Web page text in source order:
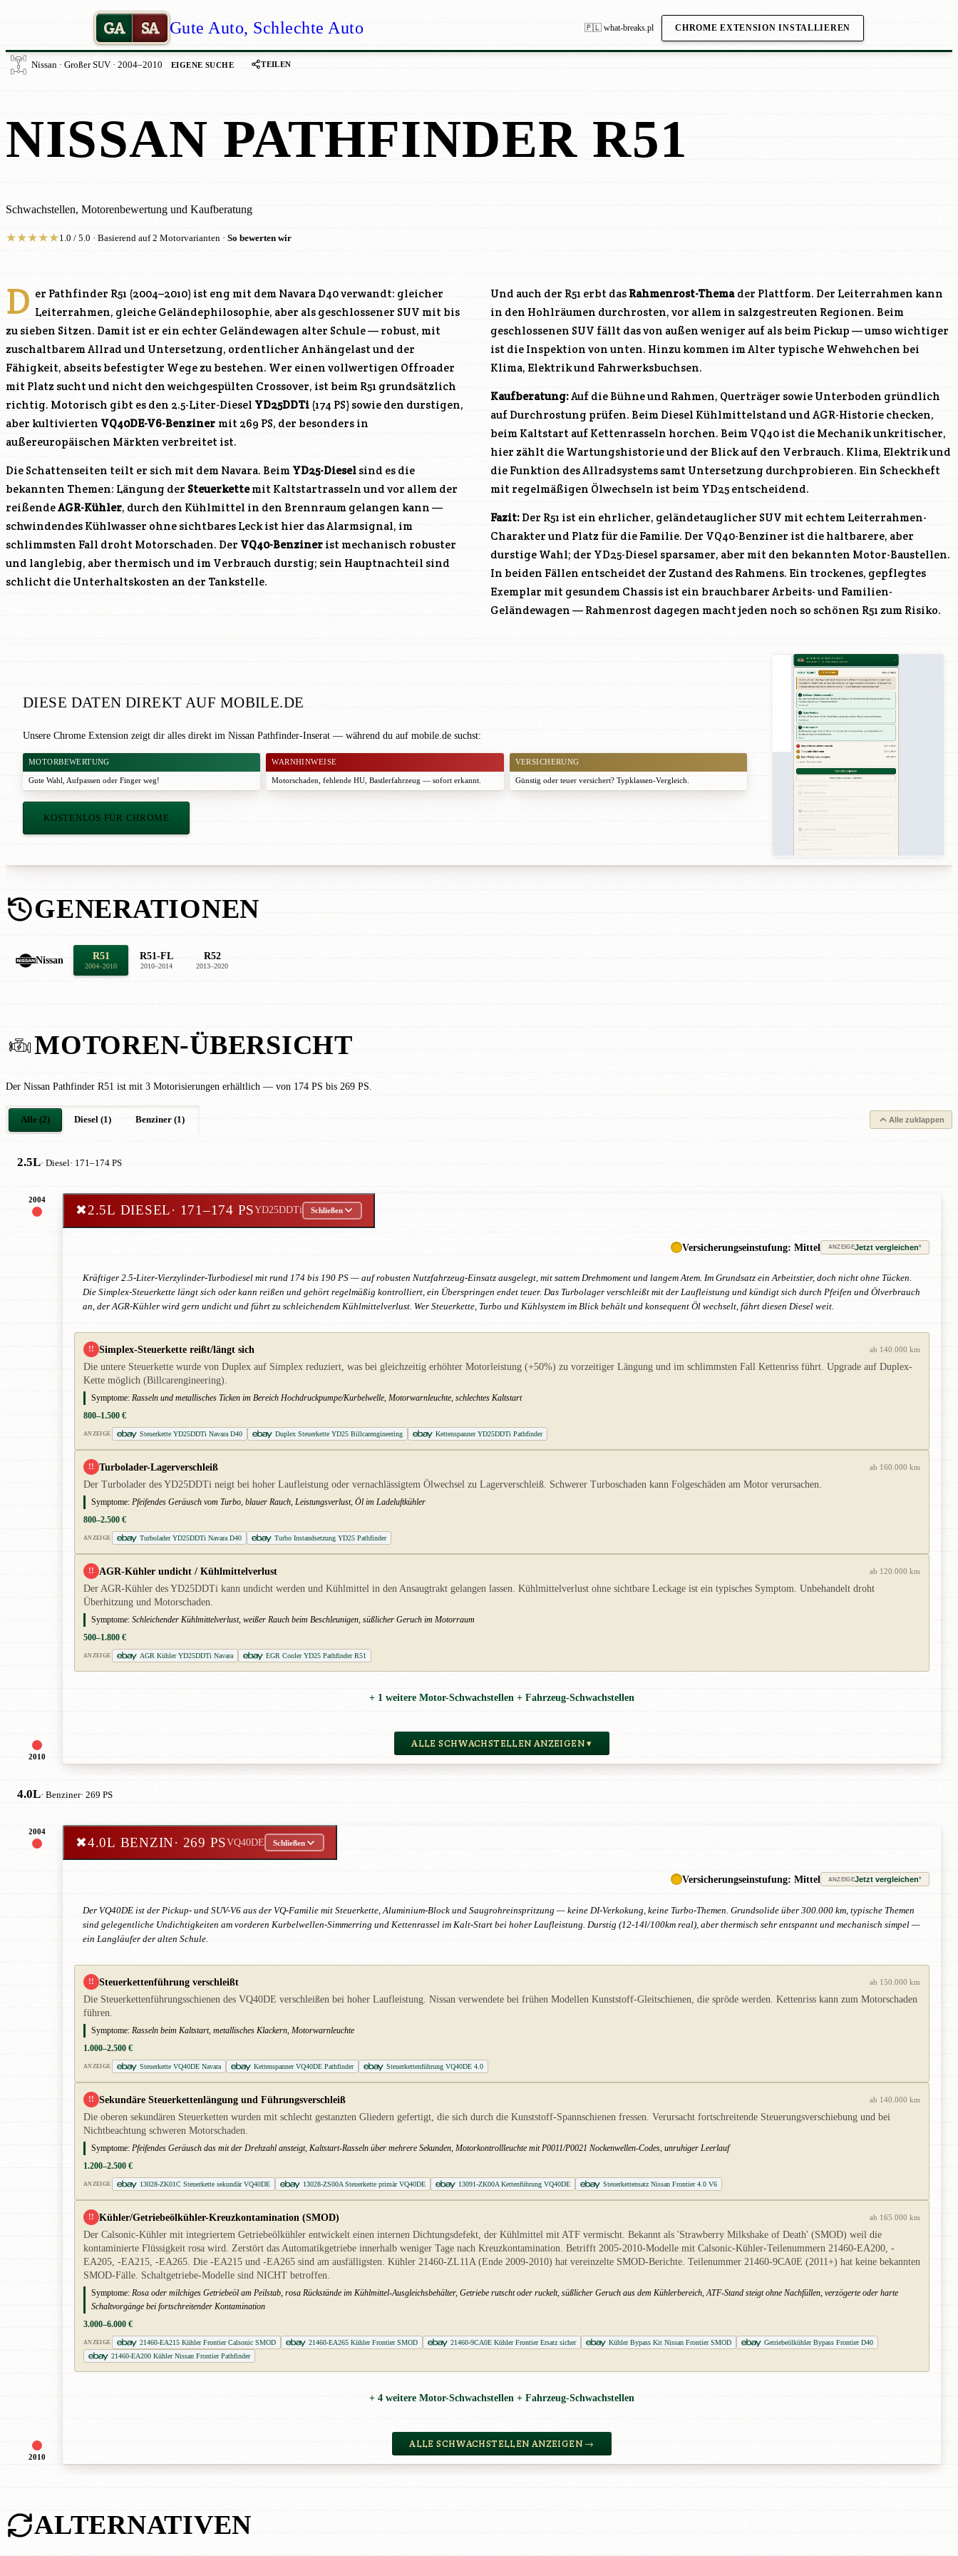
GA SA Gute Auto, Schlechte Auto 🇵🇱 what-breaks.pl CHROME EXTENSION INSTALLIEREN
Nissan · Großer SUV · 2004–2010 EIGENE SUCHE TEILEN
NISSAN PATHFINDER R51
Schwachstellen, Motorenbewertung und Kaufberatung
★★★★★1.0 / 5.0 · Basierend auf 2 Motorvarianten · So bewerten wir
D er Pathfinder R51 (2004–2010) ist eng mit dem Navara D40 verwandt: gleicher
Leiterrahmen, gleiche Geländephilosophie, aber als geschlossener SUV mit bis
zu sieben Sitzen. Damit ist er ein echter Geländewagen alter Schule — robust, mit
zuschaltbarem Allrad und Untersetzung, ordentlicher Anhängelast und der
Fähigkeit, abseits befestigter Wege zu bestehen. Wer einen vollwertigen Offroader
mit Platz sucht und nicht den weichgespülten Crossover, ist beim R51 grundsätzlich
richtig. Motorisch gibt es den 2.5-Liter-Diesel YD25DDTi (174 PS) sowie den durstigen,
aber kultivierten VQ40DE-V6-Benziner mit 269 PS, der besonders in
außereuropäischen Märkten verbreitet ist.
Die Schattenseiten teilt er sich mit dem Navara. Beim YD25-Diesel sind es die
bekannten Themen: Längung der Steuerkettemit Kaltstartrasseln und vor allem der
reißendeAGR-Kühler, durch den Kühlmittel in den Brennraum gelangen kann —
schwindendes Kühlwasser ohne sichtbares Leck ist hier das Alarmsignal, im
schlimmsten Fall droht Motorschaden. Der VQ40-Benziner ist mechanisch robuster
und langlebig, aber thermisch und im Verbrauch durstig; sein Hauptnachteil sind
schlicht die Unterhaltskosten an der Tankstelle.
Und auch der R51 erbt das Rahmenrost-Thema der Plattform. Der Leiterrahmen kann
in den Hohlräumen durchrosten, vor allem in salzgestreuten Regionen. Beim
geschlossenen SUV fällt das von außen weniger auf als beim Pickup — umso wichtiger
ist die Inspektion von unten. Hinzu kommen im Alter typische Wehwehchen bei
Klima, Elektrik und Fahrwerksbuchsen.
Kaufberatung:Auf die Bühne und Rahmen, Querträger sowie Unterboden gründlich
auf Durchrostung prüfen. Beim Diesel Kühlmittelstand und AGR-Historie checken,
beim Kaltstart auf Kettenrasseln horchen. Beim VQ40 ist die Mechanik unkritischer,
hier zählt die Wartungshistorie und der Blick auf den Verbrauch. Klima, Elektrik und
die Funktion des Allradsystems samt Untersetzung durchprobieren. Ein Scheckheft
mit regelmäßigen Ölwechseln ist beim YD25 entscheidend.
Fazit: Der R51 ist ein ehrlicher, geländetauglicher SUV mit echtem Leiterrahmen-
Charakter und Platz für die Familie. Der VQ40-Benziner ist die haltbarere, aber
durstige Wahl; der YD25-Diesel sparsamer, aber mit den bekannten Motor-Baustellen.
In beiden Fällen entscheidet der Zustand des Rahmens. Ein trockenes, gepflegtes
Exemplar mit gesundem Chassis ist ein brauchbarer Arbeits- und Familien-
Geländewagen — Rahmenrost dagegen macht jeden noch so schönen R51 zum Risiko.
DIESE DATEN DIREKT AUF MOBILE.DE
Unsere Chrome Extension zeigt dir alles direkt im Nissan Pathfinder-Inserat — während du auf mobile.de suchst:
MOTORBEWERTUNG
Gute Wahl Aufpassen oder Finger weg!
WARNHINWEISE
Motorschaden, fehlende HU, Bastlerfahrzeug — sofort erkannt.
VERSICHERUNG
Günstig oder teuer versichert? Typklassen-Vergleich.
KOSTENLOS FÜR CHROME
GENERATIONEN
Nissan R51
2004–2010
R51-FL
2010–2014
R52
2013–2020
MOTOREN-ÜBERSICHT
Der Nissan Pathfinder R51 ist mit 3 Motorisierungen erhältlich — von 174 PS bis 269 PS.
Alle (2) Diesel (1) Benziner (1) Alle zuklappen
2.5L· Diesel· 171–174 PS
2004
2010
✖2.5L DIESEL· 171–174 PSYD25DDTi Schließen
Versicherungseinstufung: Mittel ANZEIGEJetzt vergleichen*
Kräftiger 2.5-Liter-Vierzylinder-Turbodiesel mit rund 174 bis 190 PS — auf robusten Nutzfahrzeug-Einsatz ausgelegt, mit sattem Drehmoment und langem Atem. Im Grundsatz ein Arbeitstier, doch nicht ohne Tücken.
Die Simplex-Steuerkette längt sich oder kann reißen und gehört regelmäßig kontrolliert, ein Überspringen endet teuer. Das Turbolager verschleißt mit der Laufleistung und kündigt sich durch Pfeifen und Ölverbrauch
an, der AGR-Kühler wird gern undicht und führt zu schleichendem Kühlmittelverlust. Wer Steuerkette, Turbo und Kühlsystem im Blick behält und konsequent Öl wechselt, fährt diesen Diesel weit.
!! Simplex-Steuerkette reißt/längt sich ab 140.000 km
Die untere Steuerkette wurde von Duplex auf Simplex reduziert, was bei gleichzeitig erhöhter Motorleistung (+50%) zu vorzeitiger Längung und im schlimmsten Fall Kettenriss führt. Upgrade auf Duplex-
Kette möglich (Billcarengineering).
Symptome: Rasseln und metallisches Ticken im Bereich Hochdruckpumpe/Kurbelwelle, Motorwarnleuchte, schlechtes Kaltstart
800–1.500 €
ANZEIGE Steuerkette YD25DDTi Navara D40 Duplex Steuerkette YD25 Billcarengineering Kettenspanner YD25DDTi Pathfinder
!! Turbolader-Lagerverschleiß ab 160.000 km
Der Turbolader des YD25DDTi neigt bei hoher Laufleistung oder vernachlässigtem Ölwechsel zu Lagerverschleiß. Schwerer Turboschaden kann Folgeschäden am Motor verursachen.
Symptome: Pfeifendes Geräusch vom Turbo, blauer Rauch, Leistungsverlust, Öl im Ladeluftkühler
800–2.500 €
ANZEIGE Turbolader YD25DDTi Navara D40 Turbo Instandsetzung YD25 Pathfinder
!! AGR-Kühler undicht / Kühlmittelverlust ab 120.000 km
Der AGR-Kühler des YD25DDTi kann undicht werden und Kühlmittel in den Ansaugtrakt gelangen lassen. Kühlmittelverlust ohne sichtbare Leckage ist ein typisches Symptom. Unbehandelt droht
Überhitzung und Motorschaden.
Symptome: Schleichender Kühlmittelverlust, weißer Rauch beim Beschleunigen, süßlicher Geruch im Motorraum
500–1.800 €
ANZEIGE AGR Kühler YD25DDTi Navara EGR Cooler YD25 Pathfinder R51
+ 1 weitere Motor-Schwachstellen + Fahrzeug-Schwachstellen
ALLE SCHWACHSTELLEN ANZEIGEN ▾
4.0L· Benziner· 269 PS
2004
2010
✖4.0L BENZIN· 269 PSVQ40DE Schließen
Versicherungseinstufung: Mittel ANZEIGEJetzt vergleichen*
Der VQ40DE ist der Pickup- und SUV-V6 aus der VQ-Familie mit Steuerkette, Aluminium-Block und Saugrohreinspritzung — keine DI-Verkokung, keine Turbo-Themen. Grundsolide über 300.000 km, typische Themen
sind gelegentliche Undichtigkeiten am vorderen Kurbelwellen-Simmerring und Kettenrassel im Kalt-Start bei hoher Laufleistung. Durstig (12-14l/100km real), aber thermisch sehr entspannt und mechanisch simpel —
ein Langläufer der alten Schule.
!! Steuerkettenführung verschleißt ab 150.000 km
Die Steuerkettenführungsschienen des VQ40DE verschleißen bei hoher Laufleistung. Nissan verwendete bei frühen Modellen Kunststoff-Gleitschienen, die spröde werden. Kettenriss kann zum Motorschaden
führen.
Symptome: Rasseln beim Kaltstart, metallisches Klackern, Motorwarnleuchte
1.000–2.500 €
ANZEIGE Steuerkette VQ40DE Navara Kettenspanner VQ40DE Pathfinder Steuerkettenführung VQ40DE 4.0
!! Sekundäre Steuerkettenlängung und Führungsverschleiß ab 140.000 km
Die oberen sekundären Steuerketten wurden mit schlecht gestanzten Gliedern gefertigt, die sich durch die Kunststoff-Spannschienen fressen. Verursacht fortschreitende Steuerungsverschiebung und bei
Nichtbeachtung schweren Motorschaden.
Symptome: Pfeifendes Geräusch das mit der Drehzahl ansteigt, Kaltstart-Rasseln über mehrere Sekunden, Motorkontrollleuchte mit P0011/P0021 Nockenwellen-Codes, unruhiger Leerlauf
1.200–2.500 €
ANZEIGE 13028-ZK01C Steuerkette sekundär VQ40DE 13028-ZS00A Steuerkette primär VQ40DE 13091-ZK00A Kettenführung VQ40DE Steuerkettensatz Nissan Frontier 4.0 V6
!! Kühler/Getriebeölkühler-Kreuzkontamination (SMOD) ab 165.000 km
Der Calsonic-Kühler mit integriertem Getriebeölkühler entwickelt einen internen Dichtungsdefekt, der Kühlmittel mit ATF vermischt. Bekannt als 'Strawberry Milkshake of Death' (SMOD) weil die
kontaminierte Flüssigkeit rosa wird. Zerstört das Automatikgetriebe innerhalb weniger Tage nach Kreuzkontamination. Betrifft 2005-2010-Modelle mit Calsonic-Kühler-Teilenummern 21460-EA200, -
EA205, -EA215, -EA265. Die -EA215 und -EA265 sind am ausfälligsten. Kühler 21460-ZL11A (Ende 2009-2010) hat vereinzelte SMOD-Berichte. Teilenummer 21460-9CA0E (2011+) hat keine bekannten
SMOD-Fälle. Schaltgetriebe-Modelle sind NICHT betroffen.
Symptome: Rosa oder milchiges Getriebeöl am Peilstab, rosa Rückstände im Kühlmittel-Ausgleichsbehälter, Getriebe rutscht oder ruckelt, süßlicher Geruch aus dem Kühlerbereich, ATF-Stand steigt ohne Nachfüllen, verzögerte oder harte
Schaltvorgänge bei fortschreitender Kontamination
3.000–6.000 €
ANZEIGE 21460-EA215 Kühler Frontier Calsonic SMOD 21460-EA265 Kühler Frontier SMOD 21460-9CA0E Kühler Frontier Ersatz sicher Kühler Bypass Kit Nissan Frontier SMOD
Getriebeölkühler Bypass Frontier D40
21460-EA200 Kühler Nissan Frontier Pathfinder
+ 4 weitere Motor-Schwachstellen + Fahrzeug-Schwachstellen
ALLE SCHWACHSTELLEN ANZEIGEN →
ALTERNATIVEN